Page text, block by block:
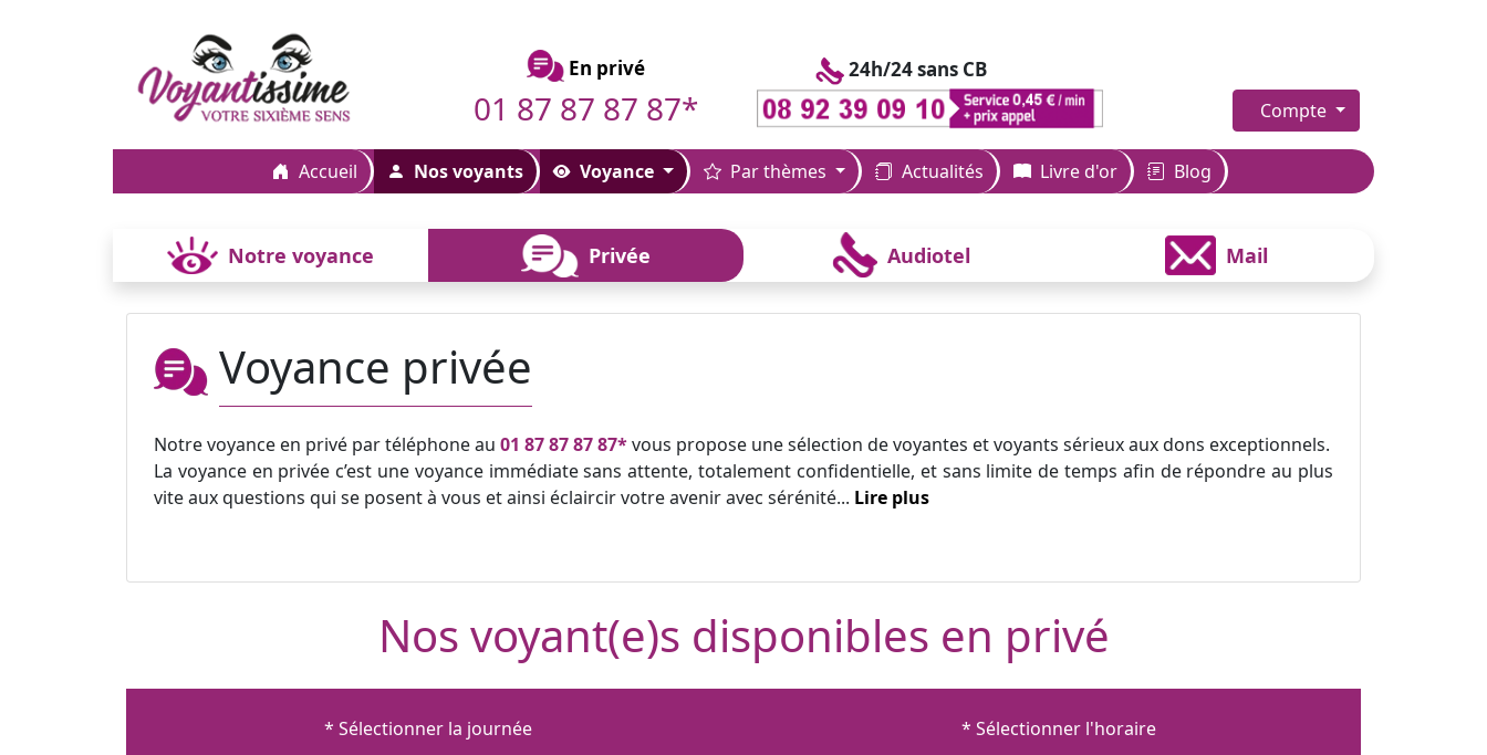
En privé
01 87 87 87 87*
24h/24 sans CB
Compte
Accueil Nos voyants Voyance Par thèmes Actualités Livre d'or Blog
Notre voyance Privée Audiotel Mail
Voyance privée
Notre voyance en privé par téléphone au 01 87 87 87 87*vous propose une sélection de voyantes et voyants sérieux aux dons exceptionnels.
La voyance en privée c’est une voyance immédiate sans attente, totalement confidentielle, et sans limite de temps afin de répondre au plus
vite aux questions qui se posent à vous et ainsi éclaircir votre avenir avec sérénité... Lire plus
Nos voyant(e)s disponibles en privé
* Sélectionner la journée * Sélectionner l'horaire